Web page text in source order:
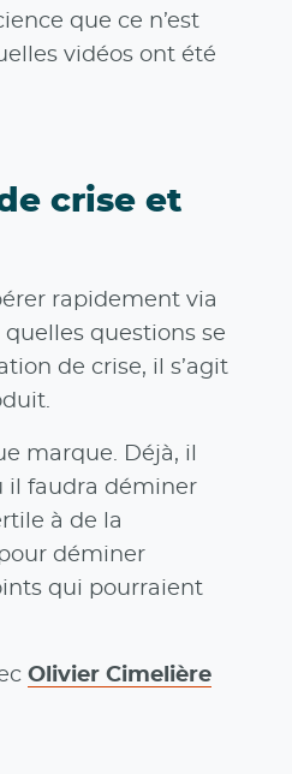
que ce n’est
vidéos ont été
crise et
rapidement via
questions se
de crise, il s’agit
marque. Déjà, il
il faudra déminer
à de la
déminer
qui pourraient
Olivier Cimelière